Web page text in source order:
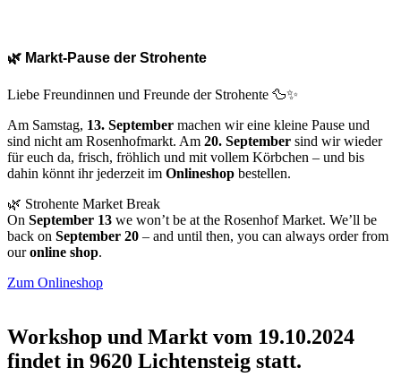
🌿 Markt-Pause der Strohente
Liebe Freundinnen und Freunde der Strohente 🦆✨
Am Samstag, 13. September machen wir eine kleine Pause und
sind nicht am Rosenhofmarkt. Am 20. September sind wir wieder
für euch da, frisch, fröhlich und mit vollem Körbchen – und bis
dahin könnt ihr jederzeit im Onlineshop bestellen.
🌿 Strohente Market Break
On September 13 we won’t be at the Rosenhof Market. We’ll be
back on September 20 – and until then, you can always order from
ouronline shop.
Zum Onlineshop
Workshop und Markt vom 19.10.2024
findet in 9620 Lichtensteig statt.